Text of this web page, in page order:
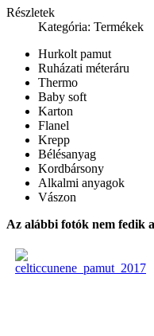
Részletek
Kategória: Termékek
Hurkolt pamut
Ruházati méteráru
Thermo
Baby soft
Karton
Flanel
Krepp
Bélésanyag
Kordbársony
Alkalmi anyagok
Vászon
Az alábbi fotók nem fedik